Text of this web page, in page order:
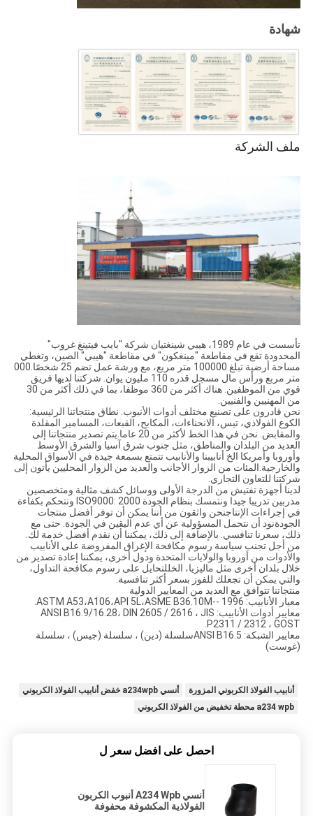
شهادة
ملف الشركة
تأسست في عام 1989، هيبي شينغتيان
شركة "بايب فيتينغ غروب"
المحدودة تقع في مقاطعة "مينغكون" في مقاطعة "هيبي" الصين، وتغطي
مساحة أرضية تبلغ 100000 متر مربع، مع ورشة عمل تضم 25 شخصًا.000
متر مربع ورأس مال مسجل قدره 110 مليون يوان. شركتنا لديها فريق
قوي من الموظفين. هناك أكثر من 360 موظفا، بما في ذلك أكثر من 30
من المهنيين والفنيين.
نحن قادرون على تصنيع مختلف أدوات الأنبوب. نطاق منتجاتنا الرئيسية:
الكوع الفولاذي، تيس، الانحناءات، المكابح، القبعات، المسامير المقلدة
والمقابض. نحن في هذا الخط لأكثر من 20 عاما.يتم تصدير منتجاتنا إلى
العديد من البلدان والمناطق، مثل جنوب شرق آسيا والشرق الأوسط
وأوروبا وأمريكا الخ أنابيبنا والأنابيب تتمتع بسمعة جيدة في الأسواق المحلية
والخارجية.المئات من الزوار الأجانب والعديد من الزوار المحليين يأتون إلى
شركتنا للتعاون التجاري.
لدينا أجهزة تفتيش من الدرجة الأولى ووسائل كشف مثالية ومتخصصين
مدربين تدريبا جيدا ونتمسك بنظام الجودة ISO9000: 2000 ونتحكم بكفاءة
في إجراءات الإنتاجنحن واثقون من أننا يمكن أن توفر أفضل منتجات
الجودةنود أن نتحمل المسؤولية عن أي عدم اليقين في الجودة. حتى مع
ذلك، سعرنا تنافسي. بالإضافة إلى ذلك، يمكننا أن نقدم أفضل خدمة لك.
من أجل تجنب سياسة رسوم مكافحة الإغراق المفروضة على الأنابيب
والأدوات من أوروبا والولايات المتحدة ودول أخرى، يمكننا إعادة تصدير من
خلال بلدان أخرى مثل ماليزيا، الخللتحايل على رسوم مكافحة التداول،
والتي يمكن أن تجعلك للفوز بسعر أكثر تنافسية.
منتجاتنا تتوافق مع العديد من المعايير الدولية
معيار الأنابيب: ASTM A53،A106،API 5L،ASME B36.10M-- 1996.
معايير أدوات الأنابيب: ANSI B16.9/16.28، DIN 2605 / 2616 ، JIS
P2311 / 2312 ، GOST.
معايير الشبكة: ANSI B16.5سلسلة (دين) ، سلسلة (جيس) ، سلسلة
(غوست)
أنابيب الفولاذ الكربوني المزورة
أنسي a234wpb خفض أنابيب الفولاذ الكربوني
a234 wpb محطة تخفيض من الفولاذ الكربوني
احصل على افضل سعر ل
أنسي A234 Wpb أنبوب الكربون
الفولاذية المكشوفة محفوفة